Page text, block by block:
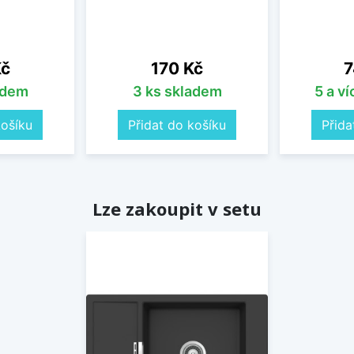
Cena
170 Kč
3 ks skladem
Přidat do košíku
5 a
Lze zakoupit v setu